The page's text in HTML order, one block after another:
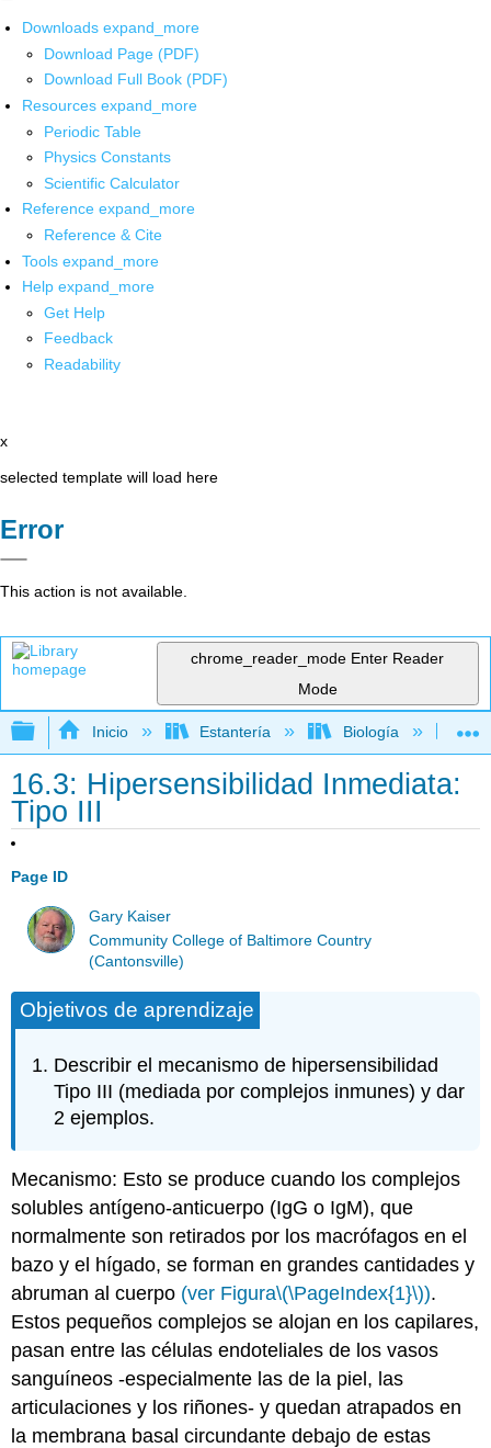
Downloads expand_more
Download Page (PDF)
Download Full Book (PDF)
Resources expand_more
Periodic Table
Physics Constants
Scientific Calculator
Reference expand_more
Reference & Cite
Tools expand_more
Help expand_more
Get Help
Feedback
Readability
x
selected template will load here
Error
This action is not available.
chrome_reader_mode Enter Reader
Mode
Expandir/contraer jerarquía global
Inicio Estantería Biología
16.3: Hipersensibilidad Inmediata:
Tipo III
Page ID
Gary Kaiser
Community College of Baltimore Country
(Cantonsville)
Objetivos de aprendizaje
Describir el mecanismo de hipersensibilidad
Tipo III (mediada por complejos inmunes) y dar
2 ejemplos.
Mecanismo: Esto se produce cuando los complejos
solubles antígeno-anticuerpo (IgG o IgM), que
normalmente son retirados por los macrófagos en el
bazo y el hígado, se forman en grandes cantidades y
abruman al cuerpo (ver Figura\(\PageIndex{1}\)).
Estos pequeños complejos se alojan en los capilares,
pasan entre las células endoteliales de los vasos
sanguíneos -especialmente las de la piel, las
articulaciones y los riñones- y quedan atrapados en
la membrana basal circundante debajo de estas